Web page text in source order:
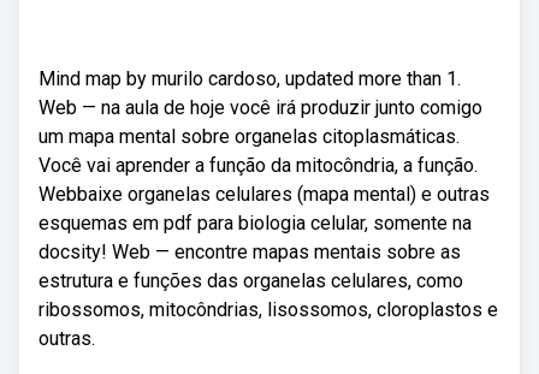
Mind map by murilo cardoso, updated more than 1.
Web — na aula de hoje você irá produzir junto comigo
um mapa mental sobre organelas citoplasmáticas.
Você vai aprender a função da mitocôndria, a função.
Webbaixe organelas celulares (mapa mental) e outras
esquemas em pdf para biologia celular, somente na
docsity! Web — encontre mapas mentais sobre as
estrutura e funções das organelas celulares, como
ribossomos, mitocôndrias, lisossomos, cloroplastos e
outras.